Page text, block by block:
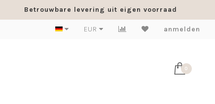
Betrouwbare levering uit eigen voorraad
EUR anmelden
0